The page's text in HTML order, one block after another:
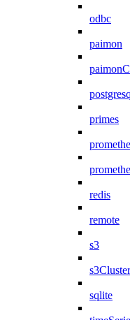
odbc
paimon
primes
redis
remote
s3
s3Cluster
sqlite